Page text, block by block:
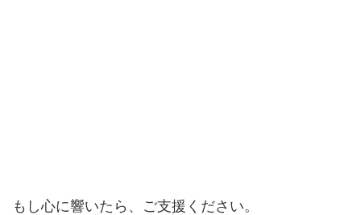
もし心に響いたら、ご支援ください。